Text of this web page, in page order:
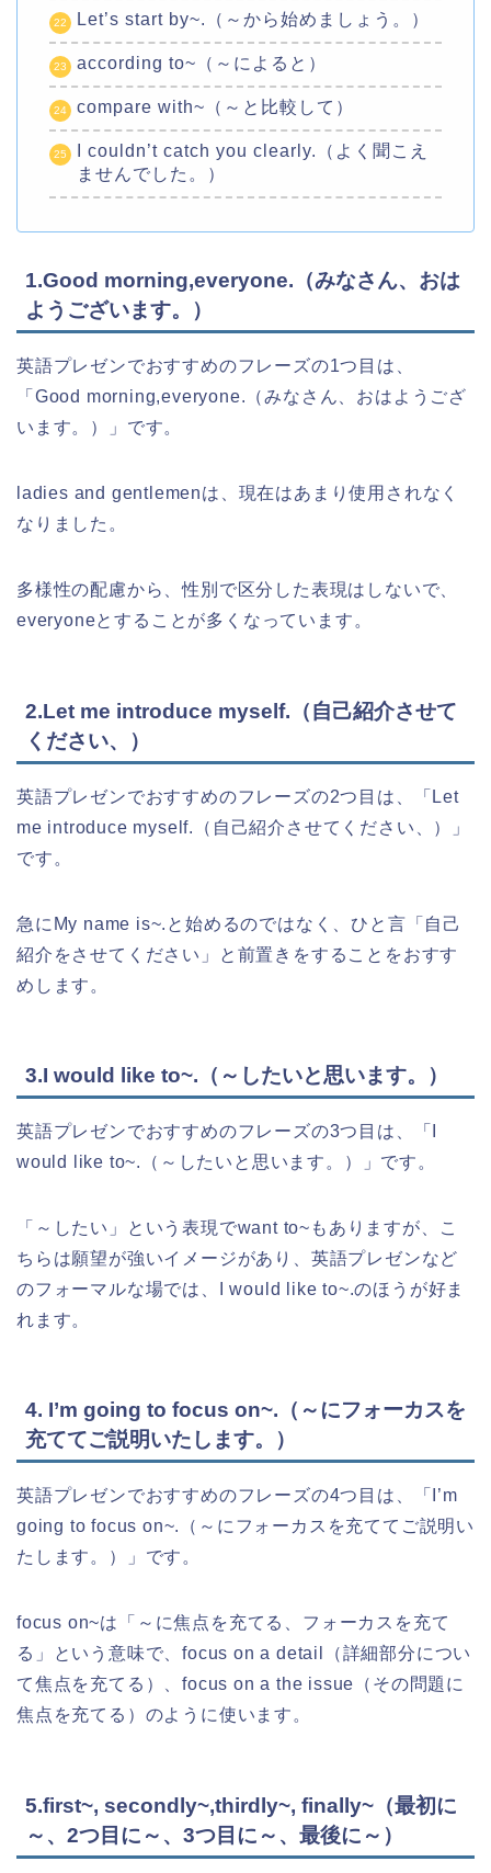
Let’s start by~.（～から始めましょう。）
according to~（～によると）
compare with~（～と比較して）
I couldn’t catch you clearly.（よく聞こえ
ませんでした。）
1.Good morning,everyone.（みなさん、おは
ようございます。）
英語プレゼンでおすすめのフレーズの1つ目は、
「Good morning,everyone.（みなさん、おはようござ
います。）」です。
ladies and gentlemenは、現在はあまり使用されなく
なりました。
多様性の配慮から、性別で区分した表現はしないで、
everyoneとすることが多くなっています。
2.Let me introduce myself.（自己紹介させて
ください、）
英語プレゼンでおすすめのフレーズの2つ目は、「Let
me introduce myself.（自己紹介させてください、）」
です。
急にMy name is~.と始めるのではなく、ひと言「自己
紹介をさせてください」と前置きをすることをおすす
めします。
3.I would like to~.（～したいと思います。）
英語プレゼンでおすすめのフレーズの3つ目は、「I
would like to~.（～したいと思います。）」です。
「～したい」という表現でwant to~もありますが、こ
ちらは願望が強いイメージがあり、英語プレゼンなど
のフォーマルな場では、I would like to~.のほうが好ま
れます。
4. I’m going to focus on~.（～にフォーカスを
充ててご説明いたします。）
英語プレゼンでおすすめのフレーズの4つ目は、「I’m
going to focus on~.（～にフォーカスを充ててご説明い
たします。）」です。
focus on~は「～に焦点を充てる、フォーカスを充て
る」という意味で、focus on a detail（詳細部分につい
て焦点を充てる）、focus on a the issue（その問題に
焦点を充てる）のように使います。
5.first~, secondly~,thirdly~, finally~（最初に
～、2つ目に～、3つ目に～、最後に～）